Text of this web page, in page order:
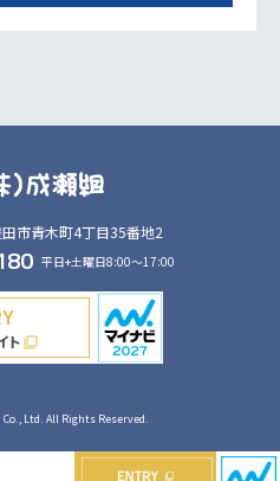
市青木町4丁目35番地2
平日+土曜日8:00～17:00
トfilter_none
Ltd. All Rights Reserved.